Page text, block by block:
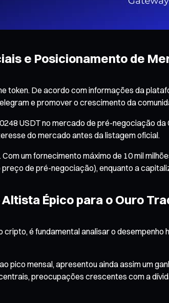
e Posicionamento de
token. De acordo com informações da
e promover o crescimento da
USDT no mercado de pré-negociação
do mercado antes da listagem oficial.
um fornecimento máximo de 10 mil
de pré-negociação), enquanto a
Épico para o Ouro
é fundamental analisar o
pico mensal, apresentou ainda assim um
preocupações crescentes com a